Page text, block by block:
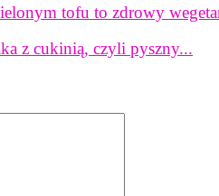
tofu to zdrowy
z cukinią, czyli pyszny...